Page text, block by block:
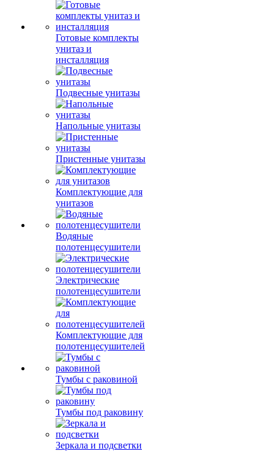
Готовые комплекты
унитаз и
инсталляция
Подвесные унитазы
Напольные унитазы
Пристенные унитазы
Комплектующие для
унитазов
Водяные
полотенцесушители
Электрические
полотенцесушители
Комплектующие для
полотенцесушителей
Тумбы с раковиной
Тумбы под раковину
Зеркала и подсветки